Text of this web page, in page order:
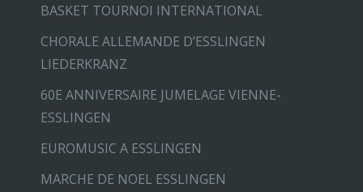
BASKET TOURNOI INTERNATIONAL
CHORALE ALLEMANDE D’ESSLINGEN
LIEDERKRANZ
60E ANNIVERSAIRE JUMELAGE VIENNE-
ESSLINGEN
EUROMUSIC A ESSLINGEN
MARCHE DE NOEL ESSLINGEN